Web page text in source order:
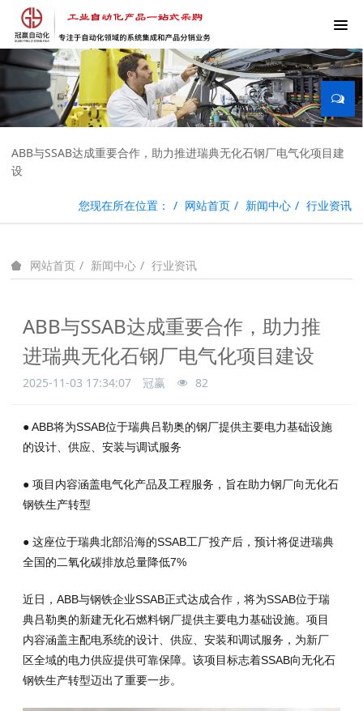
ABB与SSAB达成重要合作，助力推进瑞典无化石钢厂电气化项目建
设
您现在所在位置： 网站首页 新闻中心 行业资讯
网站首页 新闻中心 行业资讯
ABB与SSAB达成重要合作，助力推
进瑞典无化石钢厂电气化项目建设
2025-11-03 17:34:07 冠赢 82
● ABB将为SSAB位于瑞典吕勒奥的钢厂提供主要电力基础设施
的设计、供应、安装与调试服务
● 项目内容涵盖电气化产品及工程服务，旨在助力钢厂向无化石
钢铁生产转型
● 这座位于瑞典北部沿海的SSAB工厂投产后，预计将促进瑞典
全国的二氧化碳排放总量降低7%
近日，ABB与钢铁企业SSAB正式达成合作，将为SSAB位于瑞
典吕勒奥的新建无化石燃料钢厂提供主要电力基础设施。项目
内容涵盖主配电系统的设计、供应、安装和调试服务，为新厂
区全域的电力供应提供可靠保障。该项目标志着SSAB向无化石
钢铁生产转型迈出了重要一步。